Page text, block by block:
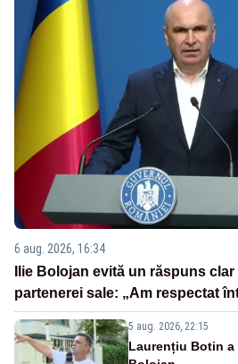
6 aug. 2026, 16:34
Ilie Bolojan evită un răspuns
partenerei sale: „Am respectat
5 aug. 2026, 22:15
Laurențiu Botin